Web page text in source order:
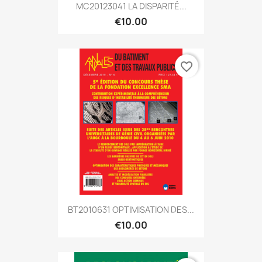
MC20123041 LA DISPARITÉ...
€10.00
BT2010631 OPTIMISATION DES...
€10.00
favorite_border